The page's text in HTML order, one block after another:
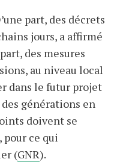
part, des décrets
jours, a affirmé
des mesures
au niveau local
dans le futur projet
générations en
doivent se
pour ce qui
(GNR).